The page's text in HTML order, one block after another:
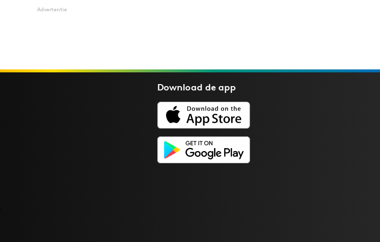
Advertentie
Download deapp